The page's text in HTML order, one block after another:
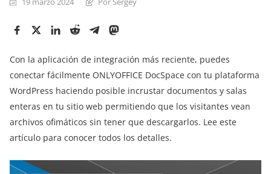
Con la aplicación de integración más reciente, puedes
conectar fácilmente ONLYOFFICE DocSpace con tu plataforma
WordPress haciendo posible incrustar documentos y salas
enteras en tu sitio web permitiendo que los visitantes vean
archivos ofimáticos sin tener que descargarlos. Lee este
artículo para conocer todos los detalles.